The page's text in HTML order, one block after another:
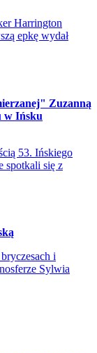
Harrington
epkę wydał
Zuzanną
w Ińsku
53. Ińskiego
spotkali się z
i
Sylwia